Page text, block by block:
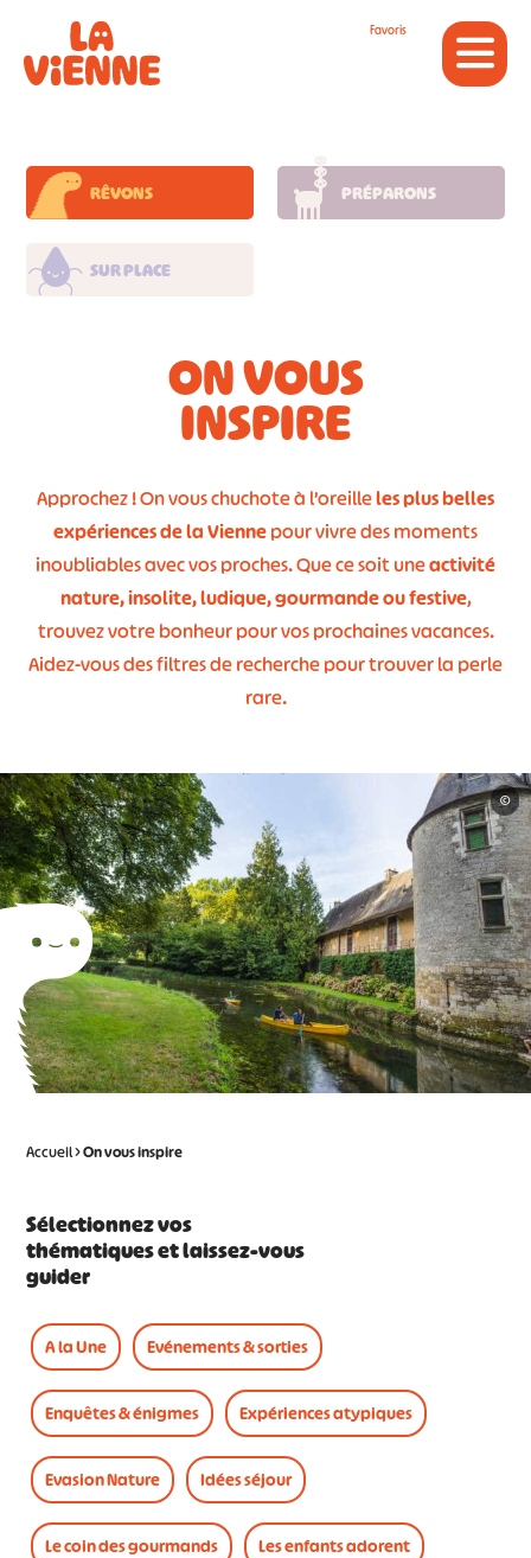
Favoris
RÊVONS PRÉPARONS
SUR PLACE
ON VOUS
INSPIRE
Approchez ! On vous chuchote à l’oreilleles plus belles
expériences de la Viennepour vivre des moments
inoubliables avec vos proches. Que ce soit uneactivité
nature, insolite, ludique, gourmande ou festive,
trouvez votre bonheur pour vos prochaines vacances.
Aidez-vous des filtres de recherche pour trouver la perle
rare.
©
Accueil>On vousinspire
Sélectionnez vos
thématiques et laissez-vous
guider
A la Une Evénements & sorties
Enquêtes & énigmes Expériences atypiques
Evasion Nature Idées séjour
Le coin des gourmands Les enfants adorent